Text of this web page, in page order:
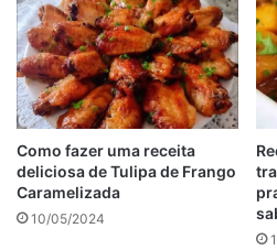
Além disso, a cenoura é um
e vitaminas, trazendo benefícios
você quer uma sobremesa
nada melhor do que um bolo de
Como fazer uma receita
deliciosa de Tulipa de Frango
Caramelizada
10/05/2024